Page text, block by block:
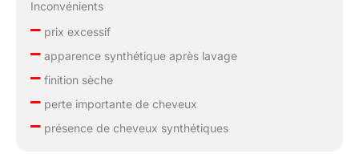
Inconvénients
–prix excessif
–apparence synthétique après lavage
–finition sèche
–perte importante de cheveux
–présence de cheveux synthétiques